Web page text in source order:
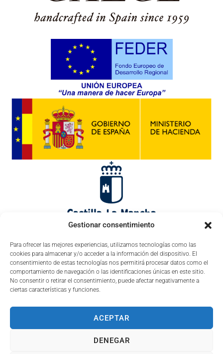
Gestionar consentimiento
Para ofrecer las mejores experiencias, utilizamos tecnologías como las
cookies para almacenar y/o acceder a la información del dispositivo. El
consentimiento de estas tecnologías nos permitirá procesar datos como el
comportamiento de navegación o las identificaciones únicas en este sitio.
No consentir o retirar el consentimiento, puede afectar negativamente a
ciertas características y funciones.
ACEPTAR
DENEGAR